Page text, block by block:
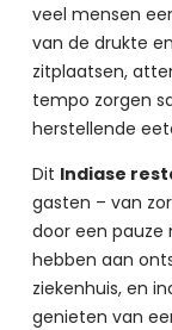
veel mensen
van de drukte
zitplaatsen,
tempo zorgen
herstellende
Dit Indiase
gasten – van
door een
hebben aan
ziekenhuis, en
genieten van